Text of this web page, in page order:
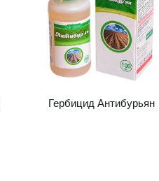
Гербицид Антибурьян